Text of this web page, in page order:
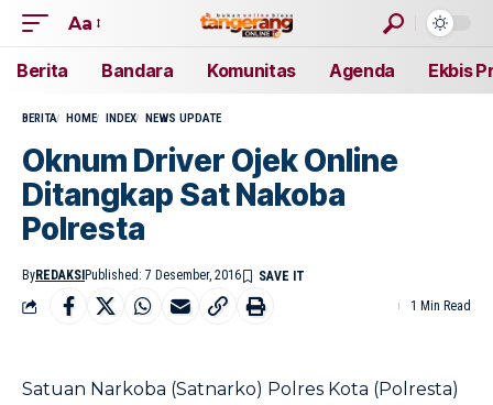
Aa
Berita Bandara Komunitas Agenda Ekbis
BERITA HOME INDEX NEWS UPDATE
Oknum Driver Ojek Online
Ditangkap Sat Nakoba
Polresta
ByREDAKSI Published: 7 Desember, 2016
1 Min Read
Satuan Narkoba (Satnarko) Polres Kota (Polresta)